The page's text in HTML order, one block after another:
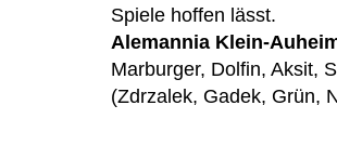
Spiele hoffen lässt.
Alemannia Klein-
Marburger, Dolfin, Aksit,
(Zdrzalek, Gadek, Grün,